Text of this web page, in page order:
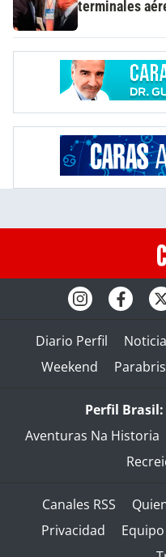
terminales
Diario Perfil
Weekend
Perfil Brasil:
Aventuras Na Historia
Canales RSS
Privacidad
Equipo